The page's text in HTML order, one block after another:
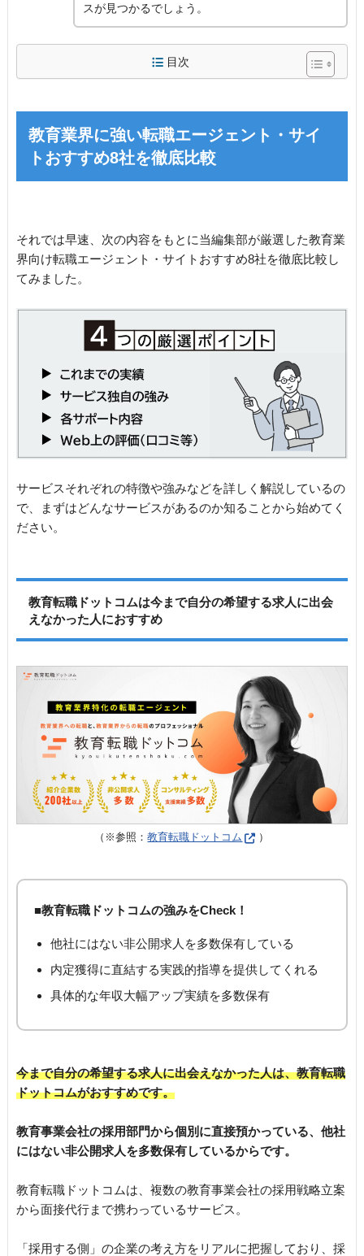
スが見つかるでしょう。
目次
教育業界に強い転職エージェント・サイ
トおすすめ8社を徹底比較
それでは早速、次の内容をもとに当編集部が厳選した教育業
界向け転職エージェント・サイトおすすめ8社を徹底比較し
てみました。
サービスそれぞれの特徴や強みなどを詳しく解説しているの
で、まずはどんなサービスがあるのか知ることから始めてく
ださい。
教育転職ドットコムは今まで自分の希望する求人に出会
えなかった人におすすめ
（※参照：教育転職ドットコム ）
■教育転職ドットコムの強みをCheck！
他社にはない非公開求人を多数保有している
内定獲得に直結する実践的指導を提供してくれる
具体的な年収大幅アップ実績を多数保有
今まで自分の希望する求人に出会えなかった人は、教育転職
ドットコムがおすすめです。
教育事業会社の採用部門から個別に直接預かっている、他社
にはない非公開求人を多数保有しているからです。
教育転職ドットコムは、複数の教育事業会社の採用戦略立案
から面接代行まで携わっているサービス。
「採用する側」の企業の考え方をリアルに把握しており、採